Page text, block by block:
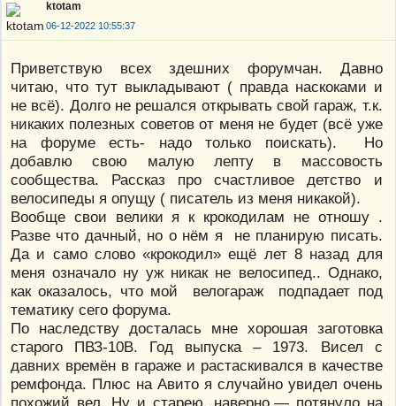
ktotam
06-12-2022 10:55:37
Приветствую всех здешних форумчан. Давно
читаю, что тут выкладывают ( правда наскоками и
не всё). Долго не решался открывать свой гараж, т.к.
никаких полезных советов от меня не будет (всё уже
на форуме есть- надо только поискать). Но
добавлю свою малую лепту в массовость
сообщества. Рассказ про счастливое детство и
велосипеды я опущу ( писатель из меня никакой).
Вообще свои велики я к крокодилам не отношу .
Разве что дачный, но о нём я не планирую писать.
Да и само слово «крокодил» ещё лет 8 назад для
меня означало ну уж никак не велосипед.. Однако,
как оказалось, что мой велогараж подпадает под
тематику сего форума.
По наследству досталась мне хорошая заготовка
старого ПВЗ-10В. Год выпуска – 1973. Висел с
давних времён в гараже и растаскивался в качестве
ремфонда. Плюс на Авито я случайно увидел очень